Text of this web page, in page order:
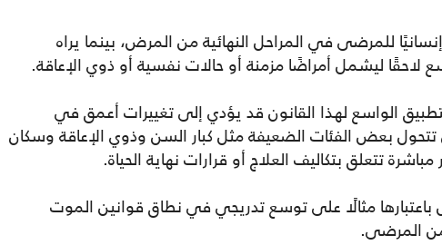
للمرضى في المراحل النهائية من المرض، بينما يراه
لاحقًا ليشمل أمراضًا مزمنة أو حالات نفسية أو ذوي الإعاقة.
الواسع لهذا القانون قد يؤدي إلى تغييرات أعمق في
بعض الفئات الضعيفة مثل كبار السن وذوي الإعاقة وسكان
تتعلق بتكاليف العلاج أو قرارات نهاية الحياة.
باعتبارها مثالًا على توسع تدريجي في نطاق قوانين الموت
المرضى.